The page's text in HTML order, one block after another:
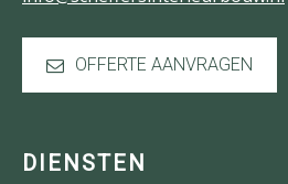
OFFERTE AANVRAGEN
DIENSTEN